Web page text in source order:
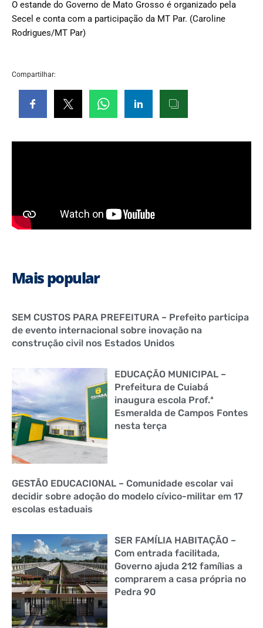
O estande do Governo de Mato Grosso é organizado pela
Secel e conta com a participação da MT Par. (Caroline
Rodrigues/MT Par)
Compartilhar:
Mais popular
SEM CUSTOS PARA PREFEITURA – Prefeito participa
de evento internacional sobre inovação na
construção civil nos Estados Unidos
EDUCAÇÃO MUNICIPAL –
Prefeitura de Cuiabá
inaugura escola Prof.ª
Esmeralda de Campos Fontes
nesta terça
GESTÃO EDUCACIONAL – Comunidade escolar vai
decidir sobre adoção do modelo cívico-militar em 17
escolas estaduais
SER FAMÍLIA HABITAÇÃO –
Com entrada facilitada,
Governo ajuda 212 famílias a
comprarem a casa própria no
Pedra 90